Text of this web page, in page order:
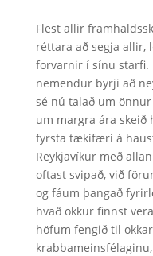
Flest allir
réttara að segja allir,
forvarnir í sínu starfi.
nemendur byrji að
sé nú talað um
um margra ára
fyrsta tækifæri á
Reykjavíkur með
oftast svipað, við
og fáum þangað
hvað okkur finnst
höfum fengið til